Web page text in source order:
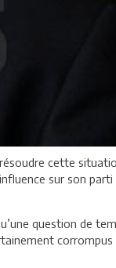
cette
sur son parti ,
question de